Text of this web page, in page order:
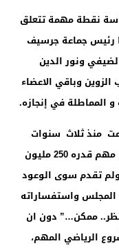
رابع اكتوبر العادية 2018 دراسة نقطة مهمة تتعلق
رئيس جماعة جرسيف
ونور الدين
وباقي الاعضاء
و المماطلة في إنجازه.
منذ ثلاث سنوات
بحصتها الخاصة بتهيئة هذا الملعب بمبلغ مهم قدره 250 مليون
ولم تقدم سوى الوعود
المجلس واستفساراته
ممكن…” دون ان
الرياضي المهم،